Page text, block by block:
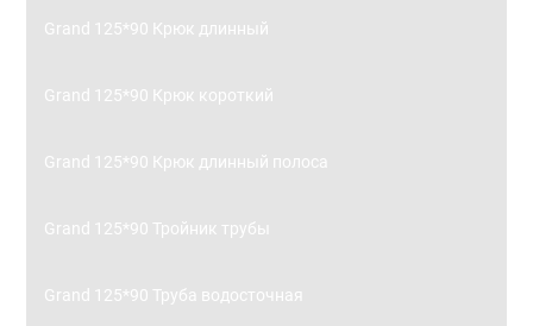
Grand 125*90 Крюк длинный
Grand 125*90 Крюк короткий
Grand 125*90 Крюк длинный полоса
Grand 125*90 Тройник трубы
Grand 125*90 Труба водосточная